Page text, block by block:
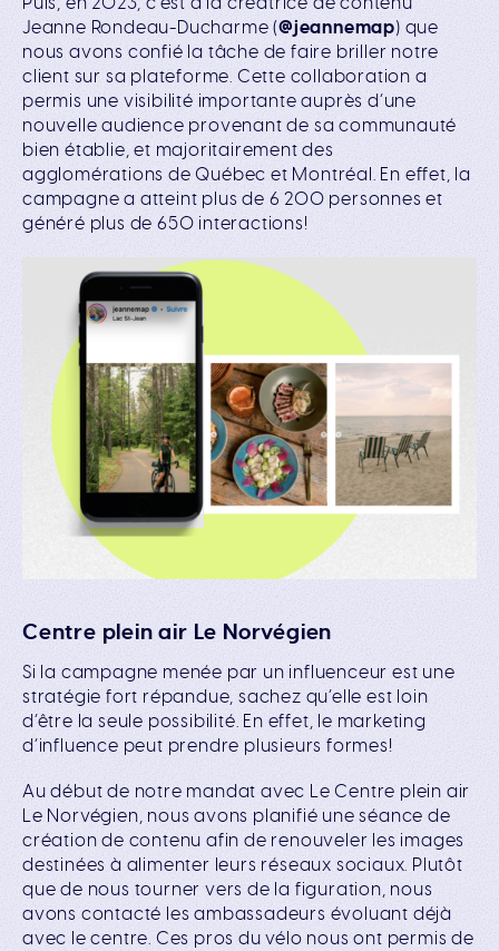
Jeanne Rondeau-Ducharme (@jeannemap) que
nous avons confié la tâche de faire briller notre
client sur sa plateforme. Cette collaboration a
permis une visibilité importante auprès d’une
nouvelle audience provenant de sa communauté
bien établie, et majoritairement des
agglomérations de Québec et Montréal. En effet, la
campagne a atteint plus de 6 200 personnes et
généré plus de 650 interactions!
Centre plein air Le Norvégien
Si la campagne menée par un influenceur est une
stratégie fort répandue, sachez qu’elle est loin
d’être la seule possibilité. En effet, le marketing
d’influence peut prendre plusieurs formes!
Au début de notre mandat avec Le Centre plein air
Le Norvégien, nous avons planifié une séance de
création de contenu afin de renouveler les images
destinées à alimenter leurs réseaux sociaux. Plutôt
que de nous tourner vers de la figuration, nous
avons contacté les ambassadeurs évoluant déjà
avec le centre. Ces pros du vélo nous ont permis de